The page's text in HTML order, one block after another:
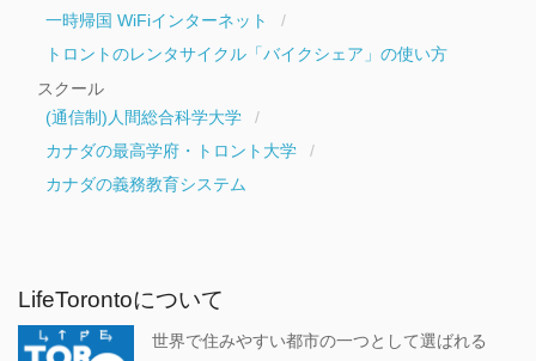
一時帰国 WiFiインターネット
トロントのレンタサイクル「バイクシェア」の使い方
スクール
(通信制)人間総合科学大学
カナダの最高学府・トロント大学
カナダの義務教育システム
LifeTorontoについて
世界で住みやすい都市の一つとして選ばれる